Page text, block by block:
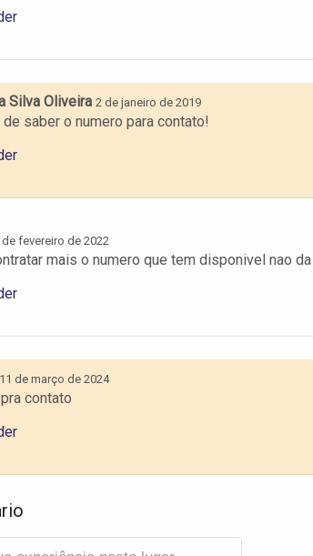
Silva Oliveira 2 de janeiro de 2019
de saber o numero para contato!
de fevereiro de 2022
mais o numero que tem disponivel nao
11 de março de 2024
contato